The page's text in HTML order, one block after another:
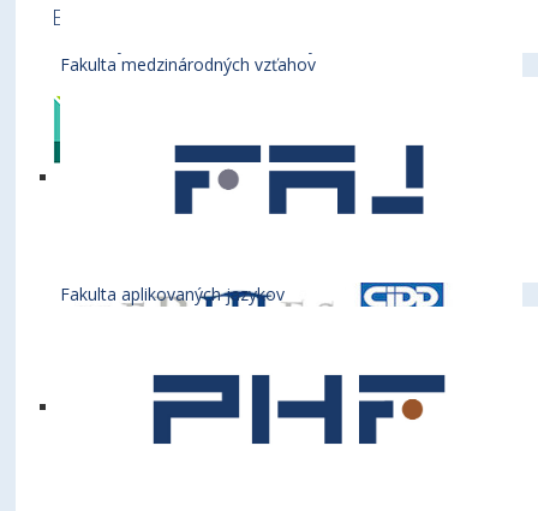
Fakulta medzinárodných vzťahov
Fakulta aplikovaných jazykov
Ekonomická univerzita v Bratislave je členom